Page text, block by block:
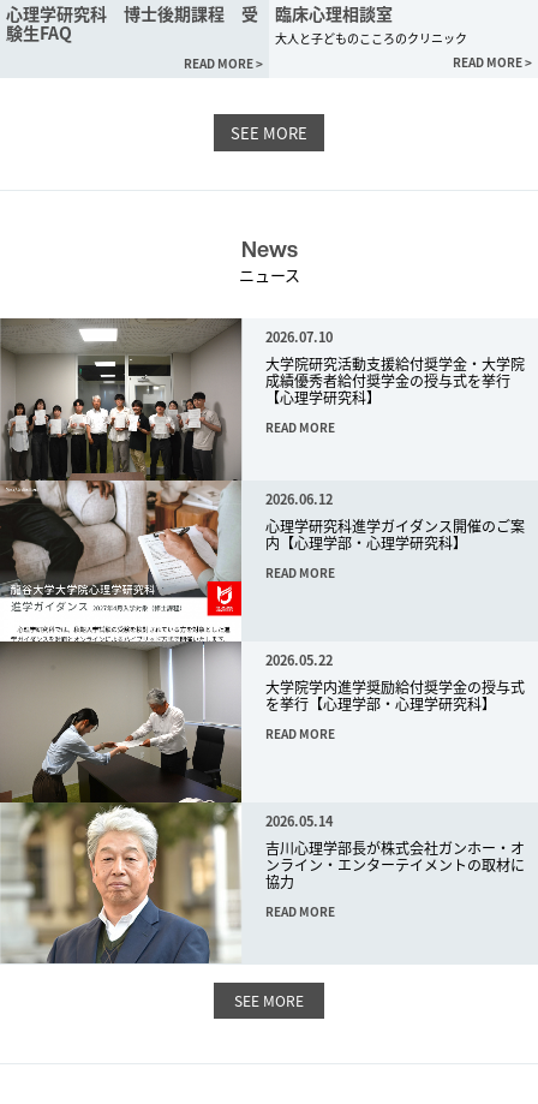
心理学研究科 博士後期課程 受
験生FAQ
READ MORE >
臨床心理相談室
大人と子どものこころのクリニック
READ MORE >
SEE MORE
News
ニュース
2026.07.10
大学院研究活動支援給付奨学金・大学院
成績優秀者給付奨学金の授与式を挙行
【心理学研究科】
READ MORE
2026.06.12
心理学研究科進学ガイダンス開催のご案
内【心理学部・心理学研究科】
READ MORE
2026.05.22
大学院学内進学奨励給付奨学金の授与式
を挙行【心理学部・心理学研究科】
READ MORE
2026.05.14
吉川心理学部長が株式会社ガンホー・オ
ンライン・エンターテイメントの取材に
協力
READ MORE
SEE MORE